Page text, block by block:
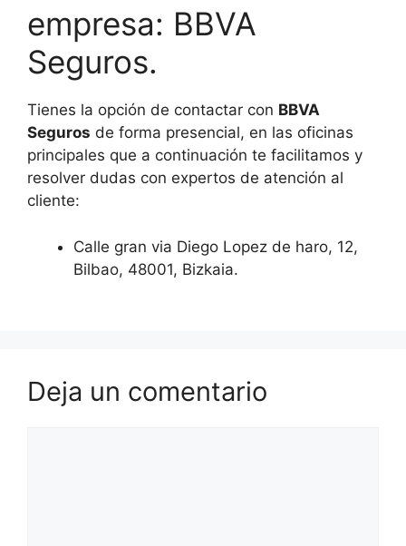
empresa: BBVA
Seguros.
Tienes la opción de contactar con BBVA
Seguros de forma presencial, en las oficinas
principales que a continuación te facilitamos y
resolver dudas con expertos de atención al
cliente:
Calle gran via Diego Lopez de haro, 12,
Bilbao, 48001, Bizkaia.
Deja un comentario